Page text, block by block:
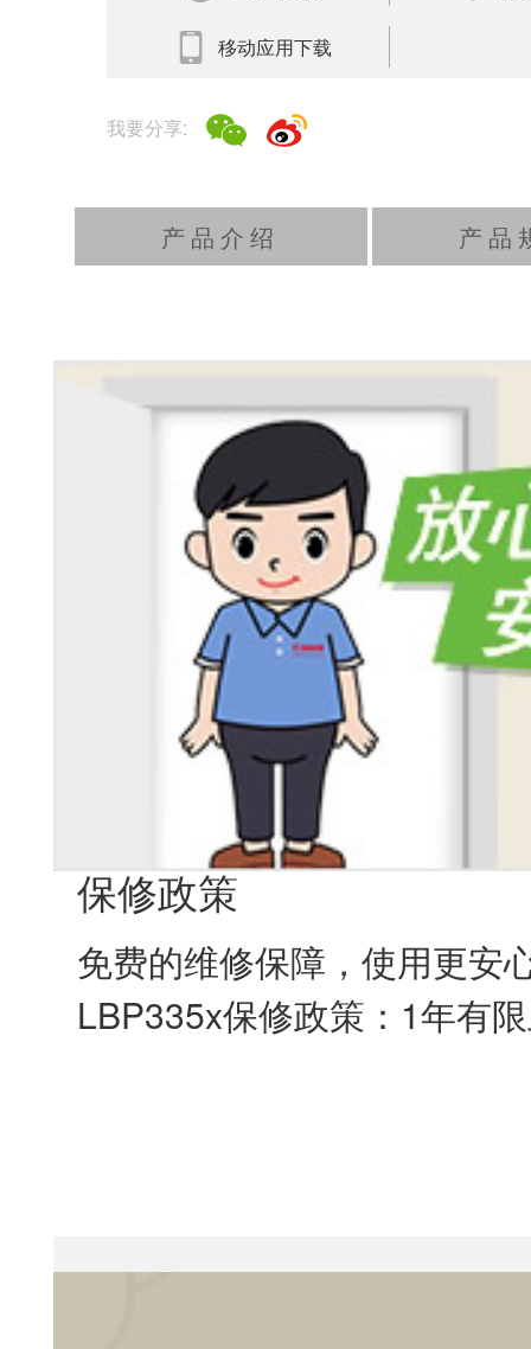
移动应用下载
我要分享:
产品介绍 产品
保修政策
免费的维修保障，使用更安
LBP335x保修政策：1年有